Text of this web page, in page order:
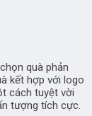
quà phản
kết hợp với logo
cách tuyệt vời
tượng tích cực.